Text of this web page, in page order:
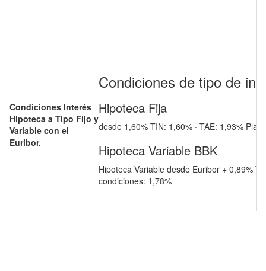
Condiciones Interés
Hipoteca a Tipo Fijo y
Variable con el
Euribor.
Condiciones de tipo de
Hipoteca Fija
desde 1,60% TIN: 1,60% · TAE: 1,93%
Hipoteca Variable BBK
Hipoteca Variable desde Euribor + 0,89%
condiciones: 1,78%